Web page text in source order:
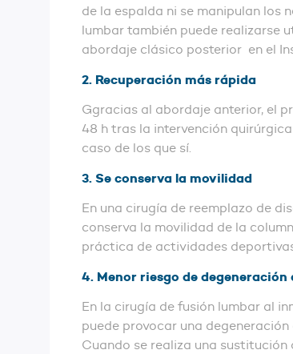
de la espalda ni se manipulan los
lumbar también puede realizarse
abordaje clásico posterior en el
2. Recuperación más rápida
Ggracias al abordaje anterior, el
48 h tras la intervención
caso de los que sí.
3. Se conserva la movilidad
En una cirugía de reemplazo de
conserva la movilidad de la
práctica de actividades
4. Menor riesgo de
En la cirugía de fusión lumbar al
puede provocar una
Cuando se realiza una sustitución